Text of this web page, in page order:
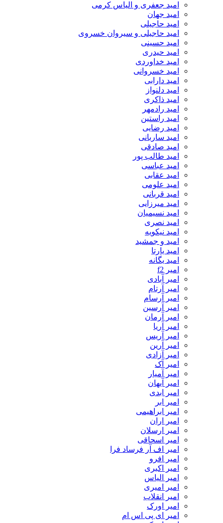
امید جعفری و الیاس کرمی
امید جهان
امید حاجیلی
امید حاجیلی و سیروان خسروی
امید حسینی
امید حیدری
امید خداوردی
امید خسروانی
امید دارابی
امید دلنواز
امید ذاکری
امید رادمهر
امید راستین
امید رضایی
امید ساربانی
امید صادقی
امید طالب پور
امید عباسی
امید عقابی
امید علومی
امید قربانی
امید میرزایی
امید نسیمیان
امید نصری
امید نیکویه
امید و جمشید
امید یارتا
امید یگانه
امیر f2
امیر آبادی
امیر آرتام
امیر آرسام
امیر آرسین
امیر آرمان
امیر آریا
امیر آریس
امیر آرین
امیر آزادی
امیر آک
امیر آمیار
امیر آیهان
امیر ابدی
امیر ابر
امیر ابراهیمی
امیر اران
امیر ارسلان
امیر اسحاقی
امیر اف آر فرساد فرا
امیر افرو
امیر اکبری
امیر الیاس
امیر امیری
امیر انقلاب
امیر اورک
امیر ای پی اس ام